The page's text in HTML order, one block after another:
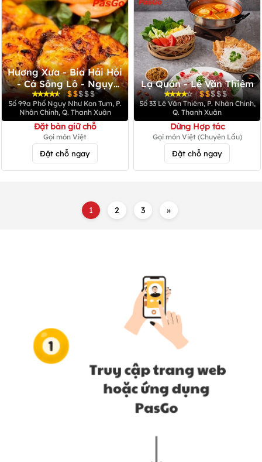
Hương Xưa - Bia Hải Hói
- Cá Sông Lô - Ngụy
Như Kon Tum
|
Số 99a Phố Ngụy Như Kon Tum, P.
Nhân Chính, Q. Thanh Xuân
Đặt bàn giữ chỗ
Gọi món Việt
Đặt chỗ ngay
Lạ Quán - Lê Văn Thiêm
|
Số 33 Lê Văn Thiêm, P. Nhân Chính,
Q. Thanh Xuân
Dừng Hợp tác
Gọi món Việt (Chuyên Lẩu)
Đặt chỗ ngay
1 2 3 »